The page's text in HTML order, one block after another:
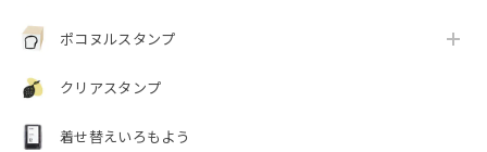
ポコヌルスタンプ
クリアスタンプ
着せ替えいろもよう